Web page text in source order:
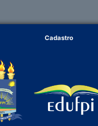
Cadastro